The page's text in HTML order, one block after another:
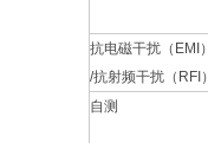
抗电磁干扰（EMI）
/抗射频干扰（RFI）
自测